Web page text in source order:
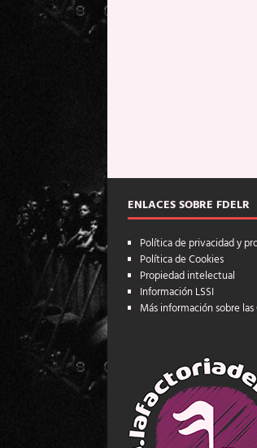
ENLACES SOBRE FDELR
Política de privacidad y
Política de Cookies
Propiedad intelectual
Información LSSI
Más información sobre